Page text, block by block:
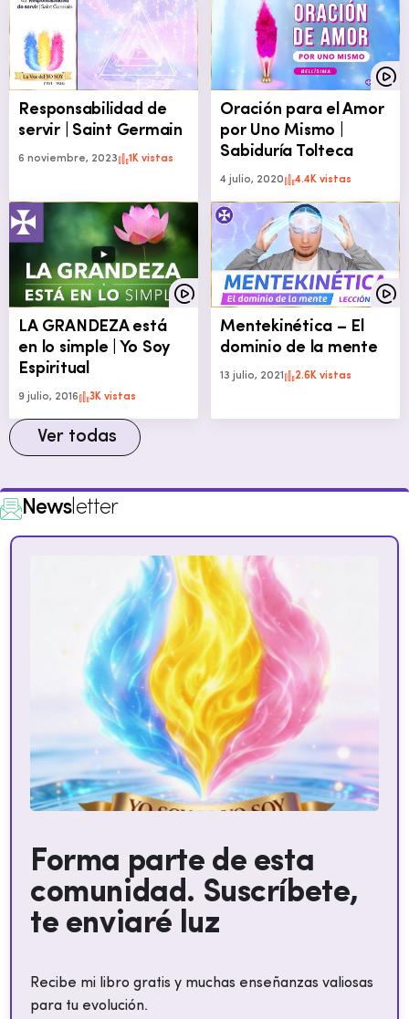
Responsabilidad de
servir | Saint Germain
6 noviembre, 2023 1K vistas
Oración para el Amor
por Uno Mismo |
Sabiduría Tolteca
4 julio, 2020 4.4K vistas
LA GRANDEZA está
en lo simple | Yo Soy
Espiritual
9 julio, 2016 3K vistas
Mentekinética – El
dominio de la mente
13 julio, 2021 2.6K vistas
Ver todas
Newsletter
Forma parte de esta
comunidad. Suscríbete,
te enviaré luz
Recibe mi libro gratis y muchas enseñanzas valiosas
para tu evolución.